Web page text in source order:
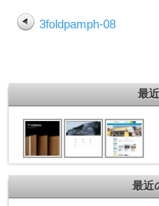
3foldpamph-08
最
最近